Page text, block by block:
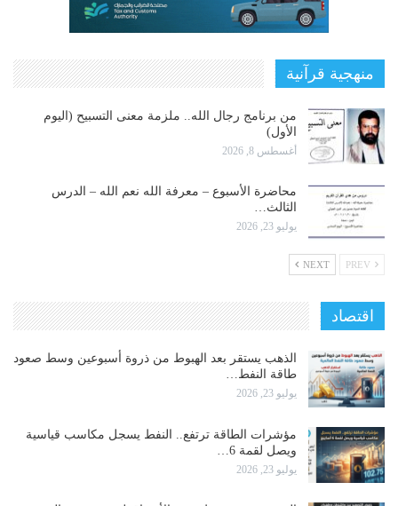
منهجية قرآنية
من برنامج رجال الله.. ملزمة معنى التسبيح (اليوم
الأول)
أغسطس 8, 2026
محاضرة الأسبوع – معرفة الله نعم الله – الدرس
الثالث…
يوليو 23, 2026
NEXT
اقتصاد
الذهب يستقر بعد الهبوط من ذروة أسبوعين وسط صعود
طاقة النفط…
يوليو 23, 2026
مؤشرات الطاقة ترتفع.. النفط يسجل مكاسب قياسية
ويصل لقمة 6…
يوليو 23, 2026